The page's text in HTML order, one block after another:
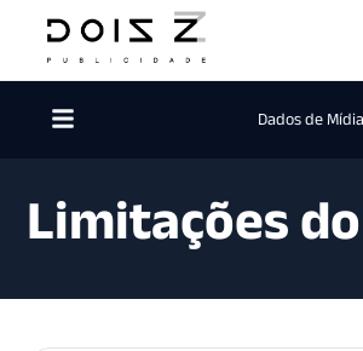
Dados de Mídia
Limitações